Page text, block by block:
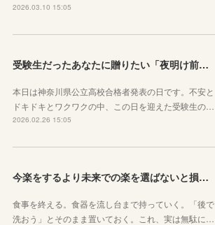
2026.03.10 15:05
受験生だったあなたに贈りたい「夜明け前」のお話
本日は神奈川県公立高校合格者発表の日です。不安と
ドキドキとワクワクの中、この日を迎えた受験生の…
2026.02.26 15:05
今楽をするより未来での楽を選ばないと損をしてしまうかもしれない理由
食事を終える。食器を流し台まで持っていく。「後で
洗おう」とそのまま置いておく。これ、実は無駄に…